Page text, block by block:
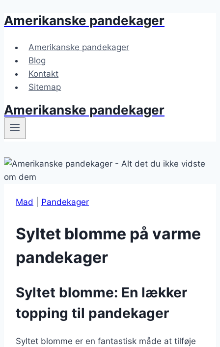
Fortsæt
indhold
Amerikanske pandekager
Amerikanske pandekager
Blog
Kontakt
Sitemap
Amerikanske pandekager
Mad Pandekager
Syltet blomme på varme
pandekager
Syltet blomme: En lækker
topping til pandekager
Syltet blomme er en fantastisk måde at tilføje